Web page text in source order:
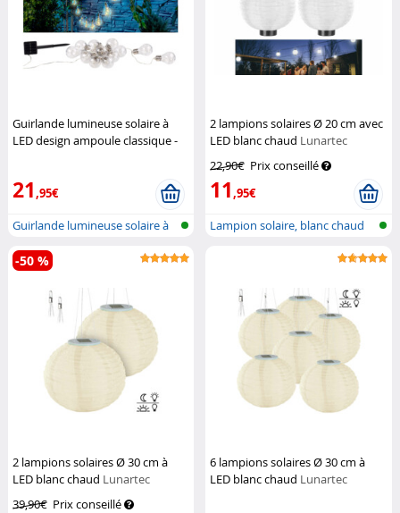
Guirlande lumineuse solaire à
LED design ampoule classique -
21,95€
Guirlande lumineuse solaire à
LED e...
2 lampions solaires Ø 20 cm avec
LED blanc chaud Lunartec
22,90€ Prix conseillé
11,95€
Lampion solaire, blanc chaud
2 lampions solaires Ø 30 cm à
LED blanc chaud Lunartec
39,90€ Prix conseillé
-50 %
6 lampions solaires Ø 30 cm à
LED blanc chaud Lunartec